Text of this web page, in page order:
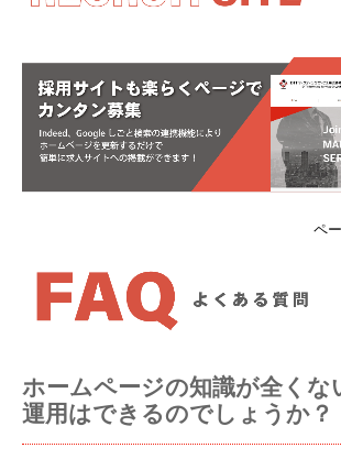
ペ
ホームページの知識が全くな
運用はできるのでしょうか？